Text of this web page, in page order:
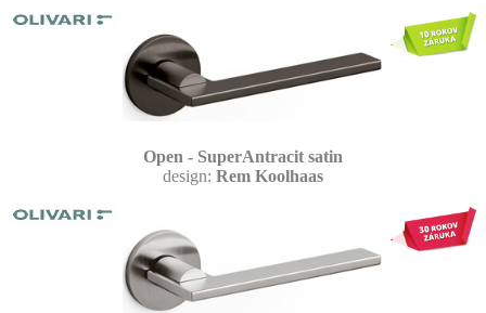
Open - SuperAntracit satin
design: Rem Koolhaas